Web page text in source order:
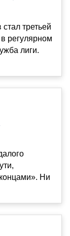
третьей
регулярном
лиги.
Ни